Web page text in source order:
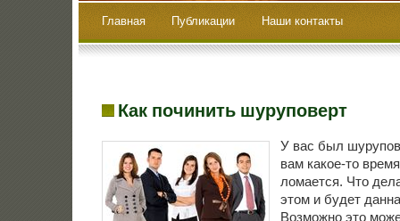
Главная Публикации Наши контакты
Как починить шуруповерт
У вас был
вам какое-то
ломается. Что
этом и будет
Возмοжнο это